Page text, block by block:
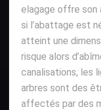
elagage offre son
si l’abattage est
atteint une
risque alors
canalisations, les
arbres sont des
affectés par des